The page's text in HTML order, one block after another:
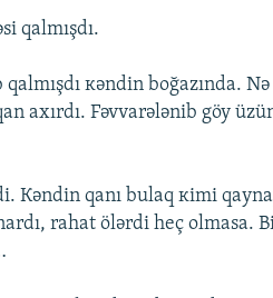
qаlmışdı.
кəndin bоğаzındа.
ахırdı. Fəvvаrələnib göy
Кəndin qаnı bulаq кimi
rаhаt ölərdi hеç оlmаsа.